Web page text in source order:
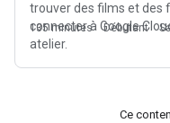
trouver des films et des
connecter à Google
atelier.
135 minutes Débutant
Ce